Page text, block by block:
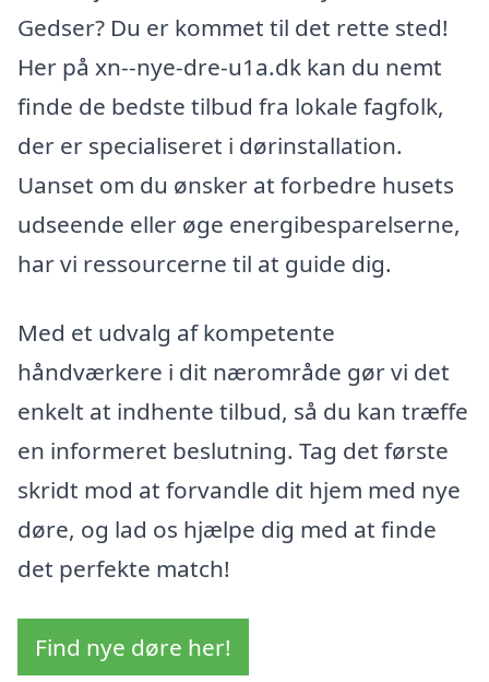
Gedser? Du er kommet til det rette sted!
Her på xn--nye-dre-u1a.dk kan du nemt
finde de bedste tilbud fra lokale fagfolk,
der er specialiseret i dørinstallation.
Uanset om du ønsker at forbedre husets
udseende eller øge energibesparelserne,
har vi ressourcerne til at guide dig.
Med et udvalg af kompetente
håndværkere i dit nærområde gør vi det
enkelt at indhente tilbud, så du kan træffe
en informeret beslutning. Tag det første
skridt mod at forvandle dit hjem med nye
døre, og lad os hjælpe dig med at finde
det perfekte match!
Find nye døre her!